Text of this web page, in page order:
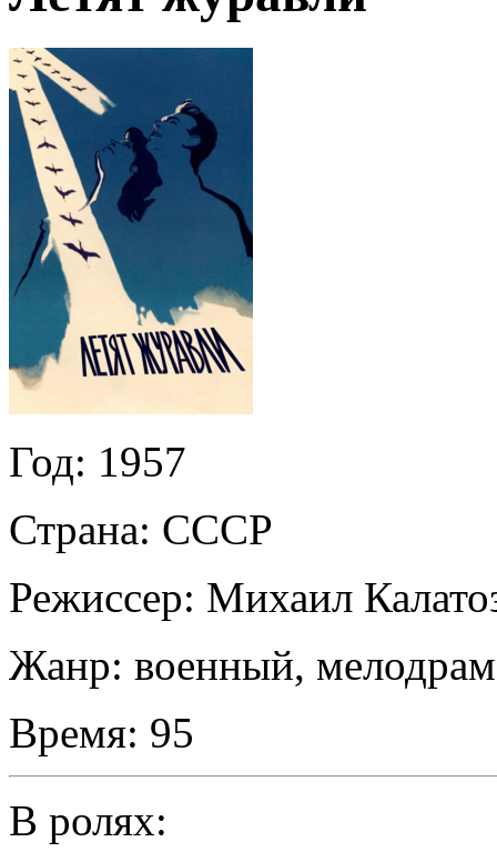
Год: 1957
Страна: СССР
Режиссер: Михаил
Жанр: военный,
Время: 95
В ролях: